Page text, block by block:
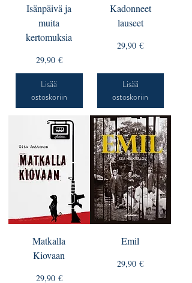
Isänpäivä ja
muita
kertomuksia
Hinta
29,90 €
Lisää
ostoskoriin
Kadonneet
lauseet
Hinta
29,90 €
Lisää
ostoskoriin
Matkalla
Kiovaan
Hinta
29,90 €
Emil
Hinta
29,90 €